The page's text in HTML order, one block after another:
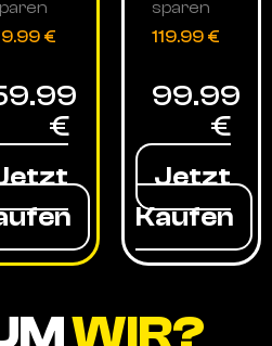
€
€
sparen
119.99 €
99.99
€
Jetzt
Kaufen
WIR?